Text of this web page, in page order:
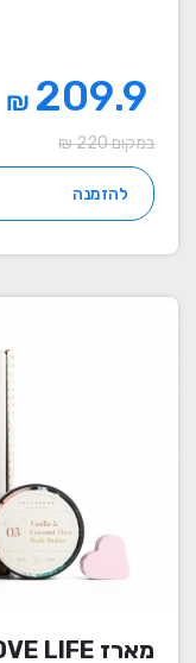
209.9
₪
במקום 220 ₪
להזמנה
מארז LOVE LIFE